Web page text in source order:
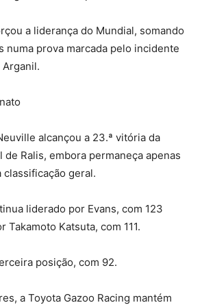
a liderança do Mundial, somando
numa prova marcada pelo incidente
alcançou a 23.ª vitória da
Ralis, embora permaneça apenas
geral.
liderado por Evans, com 123
Takamoto Katsuta, com 111.
posição, com 92.
a Toyota Gazoo Racing mantém